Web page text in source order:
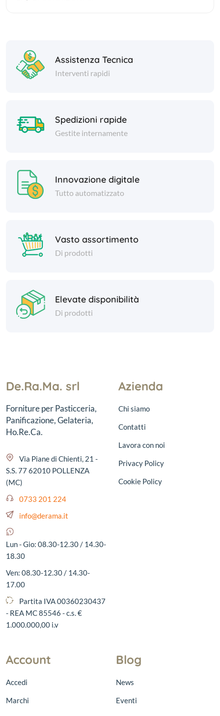
Assistenza Tecnica
Interventi rapidi
Spedizioni rapide
Gestite internamente
Innovazione digitale
Tutto automatizzato
Vasto assortimento
Di prodotti
Elevate disponibilità
Di prodotti
De.Ra.Ma. srl
Forniture per Pasticceria,
Panificazione, Gelateria,
Ho.Re.Ca.
Via Piane di Chienti, 21 -
S.S. 77 62010 POLLENZA
(MC)
0733 201 224
info@derama.it
Lun - Gio: 08.30-12.30 / 14.30-
18.30
Ven: 08.30-12.30 / 14.30-
17.00
Partita IVA 00360230437
- REA MC 85546 - c.s. €
1.000.000,00 i.v
Azienda
Chi siamo
Contatti
Lavora con noi
Privacy Policy
Cookie Policy
Account
Accedi
Marchi
Blog
News
Eventi